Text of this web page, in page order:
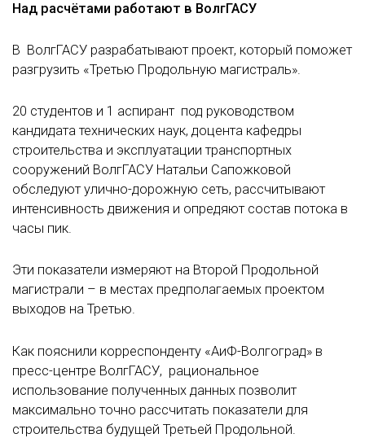
Над расчётами работают в ВолгГАСУ
В ВолгГАСУ разрабатывают проект, который поможет
разгрузить «Третью Продольную магистраль».
20 студентов и 1 аспирант под руководством
кандидата технических наук, доцента кафедры
строительства и эксплуатации транспортных
сооружений ВолгГАСУ Натальи Сапожковой
обследуют улично-дорожную сеть, рассчитывают
интенсивность движения и опредяют состав потока в
часы пик.
Эти показатели измеряют на Второй Продольной
магистрали – в местах предполагаемых проектом
выходов на Третью.
Как пояснили корреспонденту «АиФ-Волгоград» в
пресс-центре ВолгГАСУ, рациональное
использование полученных данных позволит
максимально точно рассчитать показатели для
строительства будущей Третьей Продольной.